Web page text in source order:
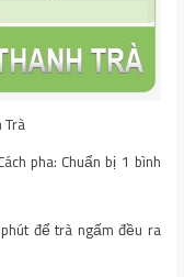
pha: Chuẩn bị 1 bình
để trà ngấm đều ra